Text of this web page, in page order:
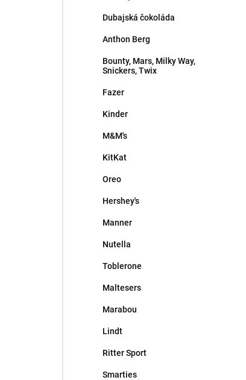
Dubajská čokoláda
Anthon Berg
Bounty, Mars, Milky Way,
Snickers, Twix
Fazer
Kinder
M&M's
KitKat
Oreo
Hershey's
Manner
Nutella
Toblerone
Maltesers
Marabou
Lindt
Ritter Sport
Smarties